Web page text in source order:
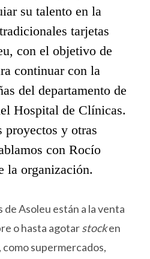
su talento en la
tarjetas
con el objetivo de
continuar con la
del departamento de
Hospital de Clínicas.
proyectos y otras
con Rocío
la organización.
de Asoleu están a la venta
o hasta agotarstocken
supermercados,